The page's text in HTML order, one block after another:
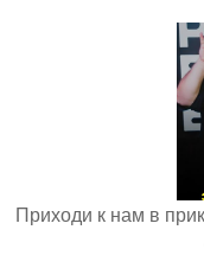
Приходи к нам в